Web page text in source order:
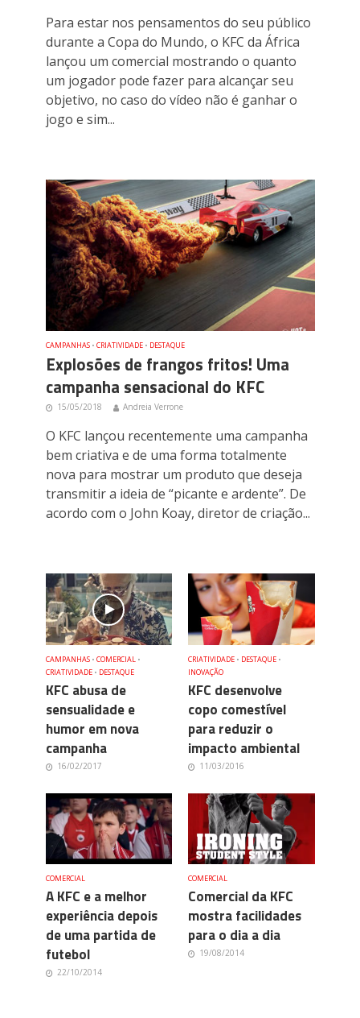
Para estar nos pensamentos do seu público
durante a Copa do Mundo, o KFC da África
lançou um comercial mostrando o quanto
um jogador pode fazer para alcançar seu
objetivo, no caso do vídeo não é ganhar o
jogo e sim...
CAMPANHAS • CRIATIVIDADE • DESTAQUE
Explosões de frangos fritos! Uma
campanha sensacional do KFC
15/05/2018 Andreia Verrone
O KFC lançou recentemente uma campanha
bem criativa e de uma forma totalmente
nova para mostrar um produto que deseja
transmitir a ideia de “picante e ardente”. De
acordo com o John Koay, diretor de criação...
CAMPANHAS • COMERCIAL •
CRIATIVIDADE • DESTAQUE
KFC abusa de
sensualidade e
humor em nova
campanha
16/02/2017
CRIATIVIDADE • DESTAQUE •
INOVAÇÃO
KFC desenvolve
copo comestível
para reduzir o
impacto ambiental
11/03/2016
COMERCIAL
A KFC e a melhor
experiência depois
de uma partida de
futebol
22/10/2014
COMERCIAL
Comercial da KFC
mostra facilidades
para o dia a dia
19/08/2014